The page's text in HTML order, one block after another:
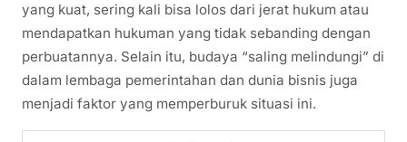
yang kuat, sering kali bisa lolos dari jerat hukum atau
mendapatkan hukuman yang tidak sebanding dengan
perbuatannya. Selain itu, budaya “saling melindungi” di
dalam lembaga pemerintahan dan dunia bisnis juga
menjadi faktor yang memperburuk situasi ini.